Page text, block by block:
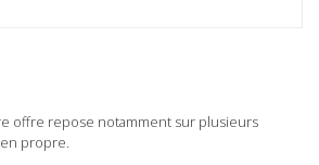
offre repose notamment sur plusieurs
propre.